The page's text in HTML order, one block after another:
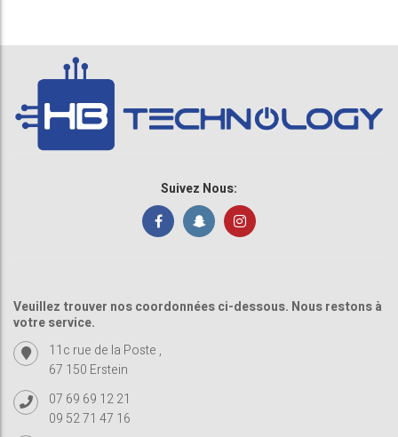
Suivez Nous:
Veuillez trouver nos coordonnées ci-dessous. Nous restons à
votre service.
11c rue de la Poste ,
67 150 Erstein
07 69 69 12 21
09 52 71 47 16